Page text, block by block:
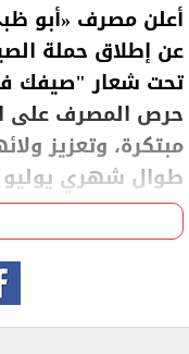
عن إطلاق حملة
تحت شعار "صيفك
حرص المصرف على
مبتكرة، وتعزيز
طوال شهري يوليو